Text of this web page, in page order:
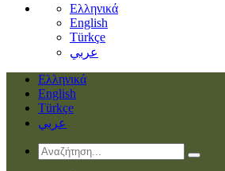
Ελληνικά
English
Türkçe
عربي
Ελληνικά
English
Türkçe
عربي